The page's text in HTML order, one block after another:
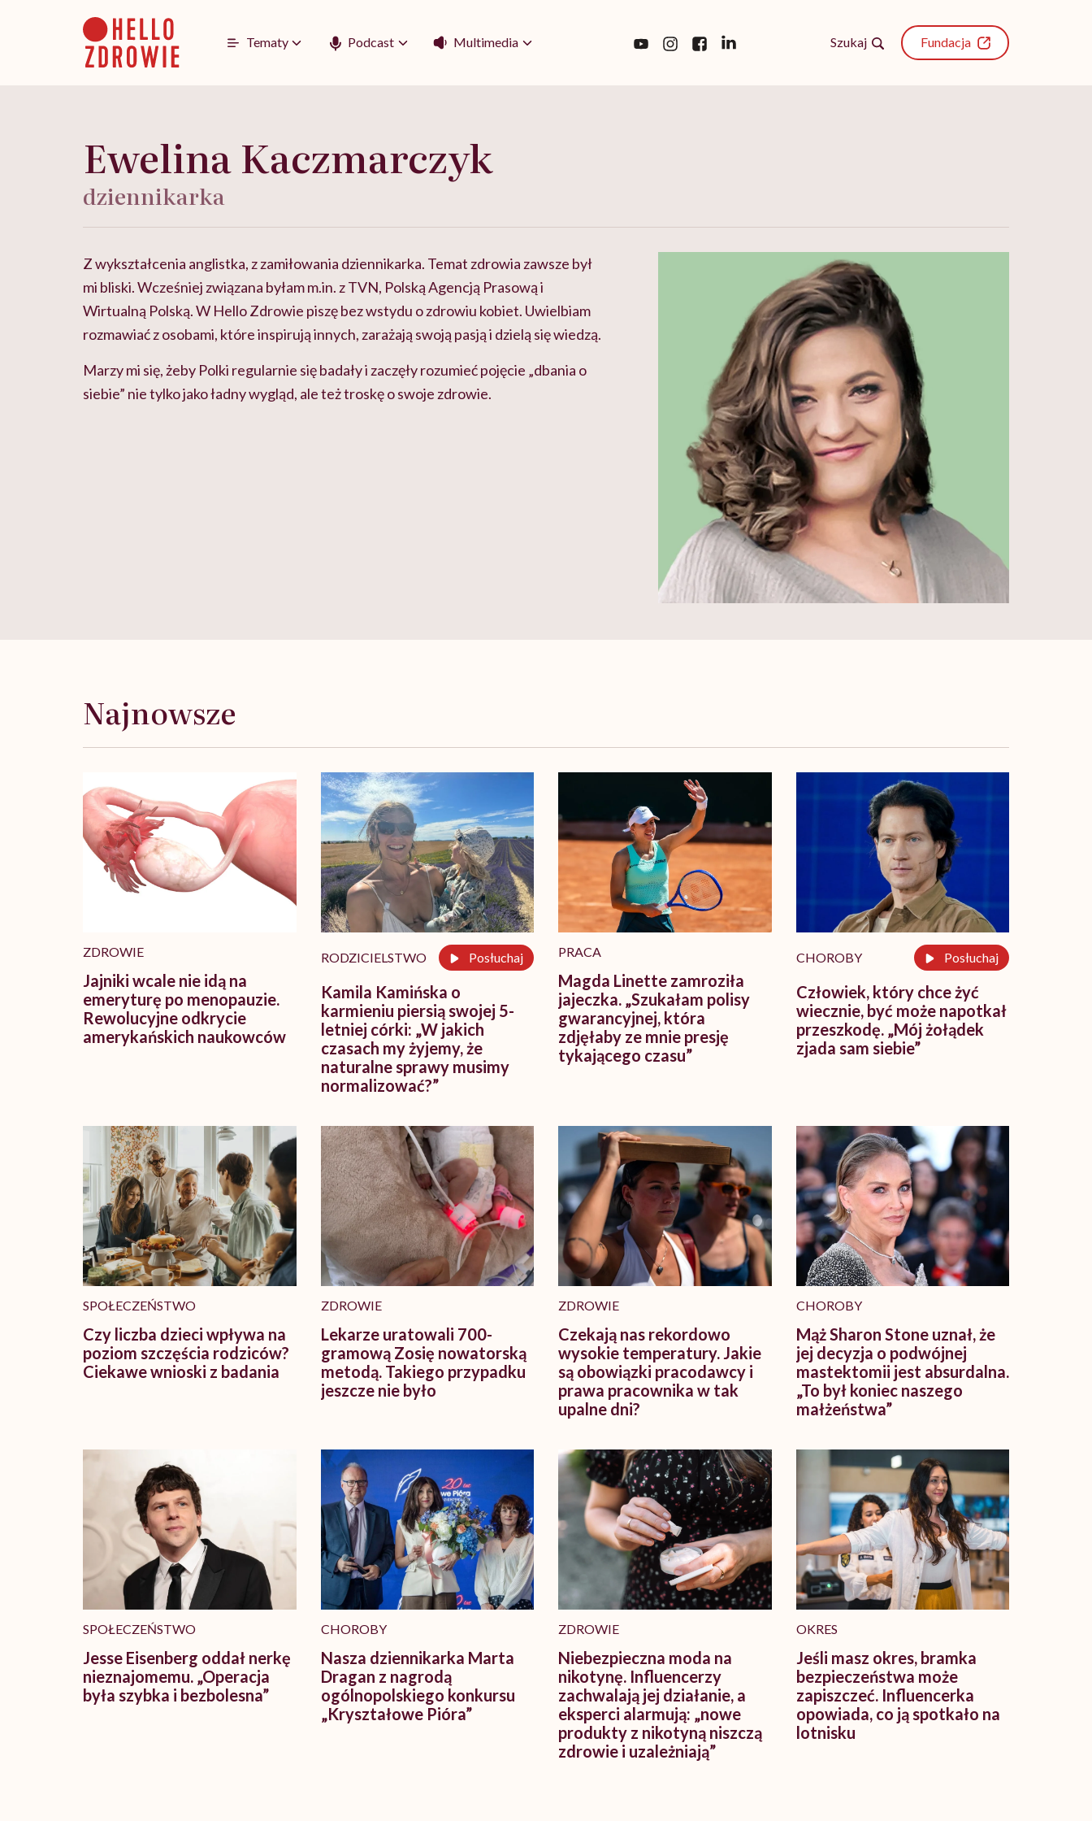
Tematy Podcast Multimedia Szukaj Fundacja
Ewelina Kaczmarczyk
dziennikarka
Z wykształcenia anglistka, z zamiłowania dziennikarka. Temat zdrowia zawsze był
mi bliski. Wcześniej związana byłam m.in. z TVN, Polską Agencją Prasową i
Wirtualną Polską. W Hello Zdrowie piszę bez wstydu o zdrowiu kobiet. Uwielbiam
rozmawiać z osobami, które inspirują innych, zarażają swoją pasją i dzielą się wiedzą.
Marzy mi się, żeby Polki regularnie się badały i zaczęły rozumieć pojęcie „dbania o
siebie” nie tylko jako ładny wygląd, ale też troskę o swoje zdrowie.
Najnowsze
ZDROWIE
Jajniki wcale nie idą na
emeryturę po menopauzie.
Rewolucyjne odkrycie
amerykańskich naukowców
RODZICIELSTWO Posłuchaj
Kamila Kamińska o
karmieniu piersią swojej 5-
letniej córki: „W jakich
czasach my żyjemy, że
naturalne sprawy musimy
normalizować?”
PRACA
Magda Linette zamroziła
jajeczka. „Szukałam polisy
gwarancyjnej, która
zdjęłaby ze mnie presję
tykającego czasu”
CHOROBY Posłuchaj
Człowiek, który chce żyć
wiecznie, być może napotkał
przeszkodę. „Mój żołądek
zjada sam siebie”
SPOŁECZEŃSTWO
Czy liczba dzieci wpływa na
poziom szczęścia rodziców?
Ciekawe wnioski z badania
ZDROWIE
Lekarze uratowali 700-
gramową Zosię nowatorską
metodą. Takiego przypadku
jeszcze nie było
ZDROWIE
Czekają nas rekordowo
wysokie temperatury. Jakie
są obowiązki pracodawcy i
prawa pracownika w tak
upalne dni?
CHOROBY
Mąż Sharon Stone uznał, że
jej decyzja o podwójnej
mastektomii jest absurdalna.
„To był koniec naszego
małżeństwa”
SPOŁECZEŃSTWO
Jesse Eisenberg oddał nerkę
nieznajomemu. „Operacja
była szybka i bezbolesna”
CHOROBY
Nasza dziennikarka Marta
Dragan z nagrodą
ogólnopolskiego konkursu
„Kryształowe Pióra”
ZDROWIE
Niebezpieczna moda na
nikotynę. Influencerzy
zachwalają jej działanie, a
eksperci alarmują: „nowe
produkty z nikotyną niszczą
zdrowie i uzależniają”
OKRES
Jeśli masz okres, bramka
bezpieczeństwa może
zapiszczeć. Influencerka
opowiada, co ją spotkało na
lotnisku